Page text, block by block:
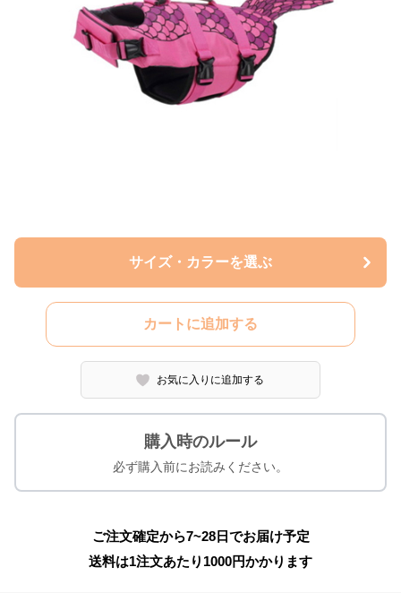
サイズ・カラーを選ぶ
カートに追加する
お気に入りに追加する
購入時のルール
必ず購入前にお読みください。
ご注文確定から7~28日でお届け予定
送料は1注文あたり 1000円かかります